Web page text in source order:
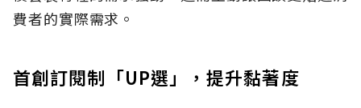
費者的實際需求。
首創訂閱制「UP選」，提升黏著度